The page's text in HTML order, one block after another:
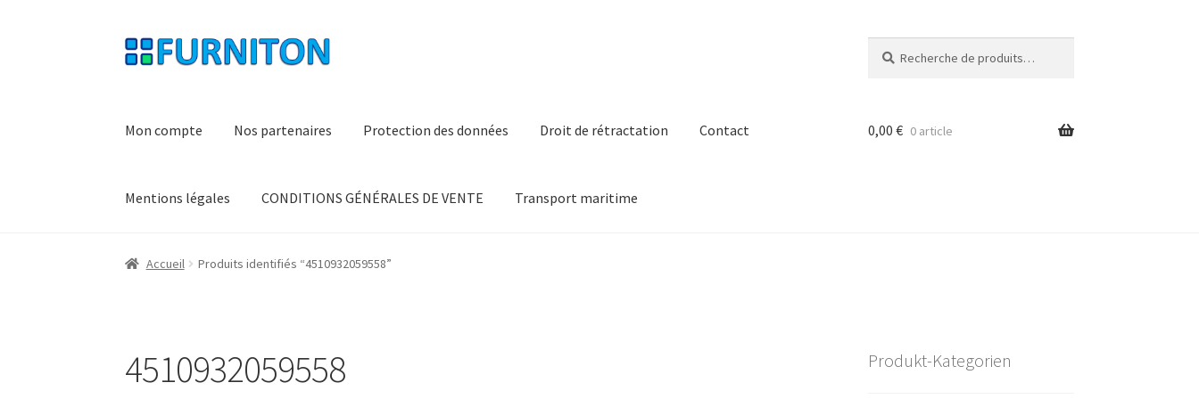
Aller
à
Aller
au
pour :
Mon compte Nos partenaires Protection des données Droit de rétractation Contact
Mentions légales CONDITIONS GÉNÉRALES DE VENTE Transport maritime
0,00 € 0 article
Accueil Produits identifiés “4510932059558”
4510932059558 Produkt-Kategorien